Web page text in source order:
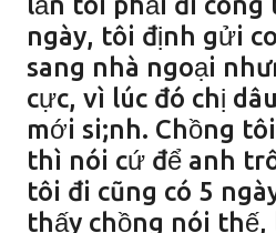
ngày, tôi định gửi
sang nhà ngoại
cực, vì lúc đó chị
mới si;nh. Chồng
thì nói cứ để anh
tôi đi cũng có 5
thấy chồng nói thế,